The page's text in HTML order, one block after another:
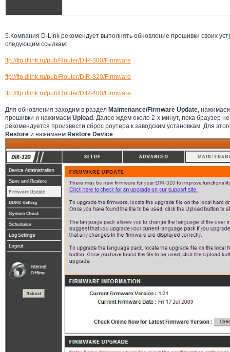
5.Компания D-Link рекомендует выполнять обновление прошивки своих
следующим ссылкам:
ftp://ftp.dlink.ru/pub/Router/DIR-300/Firmware
ftp://ftp.dlink.ru/pub/Router/DIR-320/Firmware
ftp://ftp.dlink.ru/pub/Router/DIR-400/Firmware
Для обновления заходим в раздел Maintenance/Firmware Update ,
прошивки и нажимаем Upload . Далее ждем около 2-х минут, пока браузер
рекомендуется произвести сброс роутера к заводским установкам. Для
Restore и нажимаем Restore Device